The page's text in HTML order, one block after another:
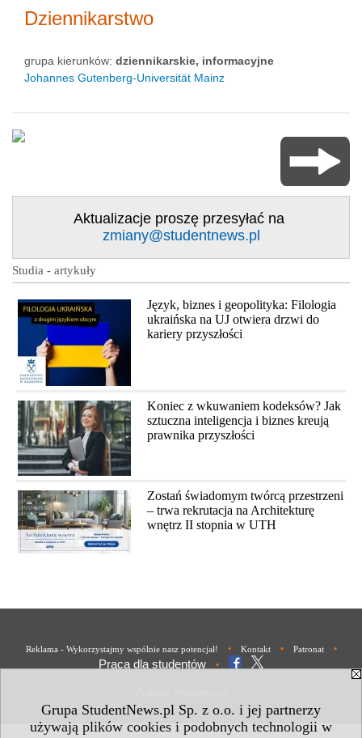
Grupa StudentNews.pl Sp. z o.o. i jej partnerzy
używają plików cookies i podobnych technologii w
Dziennikarstwo
grupa kierunków: dziennikarskie, informacyjne
Johannes Gutenberg-Universität Mainz
Aktualizacje proszę przesyłać na
zmiany@studentnews.pl
Studia - artykuły
Język, biznes i geopolityka: Filologia
ukraińska na UJ otwiera drzwi do
kariery przyszłości
Koniec z wkuwaniem kodeksów? Jak
sztuczna inteligencja i biznes kreują
prawnika przyszłości
Zostań świadomym twórcą przestrzeni
– trwa rekrutacja na Architekturę
wnętrz II stopnia w UTH
Reklama - Wykorzystajmy wspólnie nasz potencjał! • Kontakt • Patronat •
Praca dla studentów •